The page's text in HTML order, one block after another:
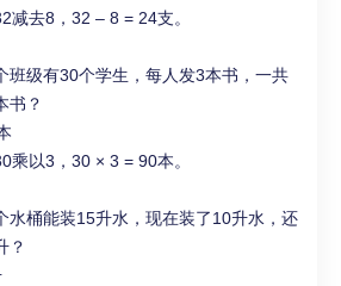
减去8，32 – 8 = 24支。
班级有30个学生，每人发3本书，一共
书？
乘以3，30 × 3 = 90本。
水桶能装15升水，现在装了10升水，还
？